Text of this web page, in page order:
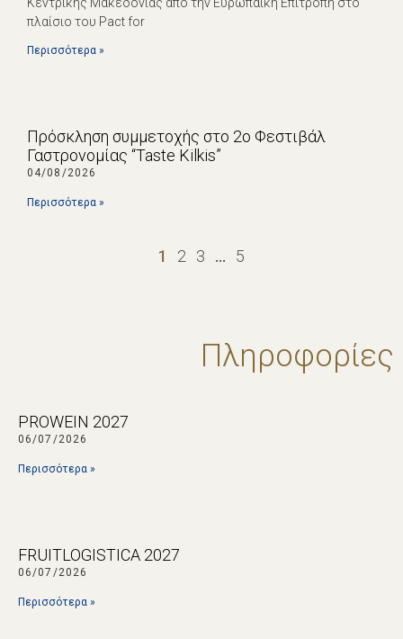
Κεντρικής Μακεδονίας από την Ευρωπαϊκή Επιτροπή στο
πλαίσιο του Pact for
Περισσότερα »
Πρόσκληση συμμετοχής στο 2ο Φεστιβάλ
Γαστρονομίας “Taste Kilkis”
04/08/2026
Περισσότερα »
1 2 3 … 5
Πληροφορίες
PROWEIN 2027
06/07/2026
Περισσότερα »
FRUITLOGISTICA 2027
06/07/2026
Περισσότερα »